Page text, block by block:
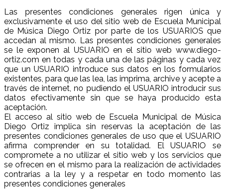
Las presentes condiciones generales rigen única y
exclusivamente el uso del sitio web de Escuela Municipal
de Música Diego Ortiz por parte de los USUARIOS que
accedan al mismo. Las presentes condiciones generales
se le exponen al USUARIO en el sitio web www.diego-
ortiz.com en todas y cada una de las páginas y cada vez
que un USUARIO introduce sus datos en los formularios
existentes, para que las lea, las imprima, archive y acepte a
través de internet, no pudiendo el USUARIO introducir sus
datos efectivamente sin que se haya producido esta
aceptación.
El acceso al sitio web de Escuela Municipal de Música
Diego Ortiz implica sin reservas la aceptación de las
presentes condiciones generales de uso que el USUARIO
afirma comprender en su totalidad. El USUARIO se
compromete a no utilizar el sitio web y los servicios que
se ofrecen en el mismo para la realización de actividades
contrarias a la ley y a respetar en todo momento las
presentes condiciones generales